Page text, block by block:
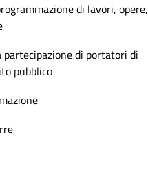
di lavori, opere,
partecipazione di portatori di
pubblico